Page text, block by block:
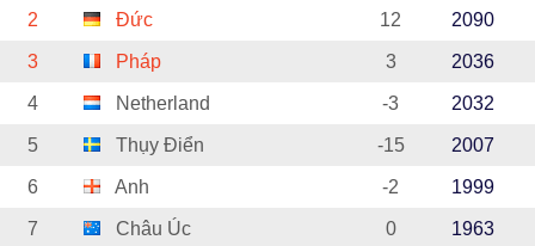
2 Đức 12 2090
3 Pháp 3 2036
4 Netherland -3 2032
5 Thụy Điển -15 2007
6 Anh -2 1999
7 Châu Úc 0 1963